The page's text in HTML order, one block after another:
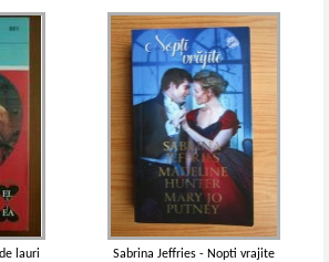
lauri Sabrina Jeffries - Nopti vrajite